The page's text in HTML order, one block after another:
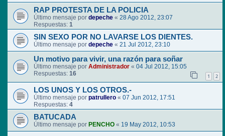
RAP PROTESTA DE LA POLICIA
Último mensaje por depeche « 28 Ago 2012, 23:07
Respuestas: 1
SIN SEXO POR NO LAVARSE LOS DIENTES.
Último mensaje por depeche « 21 Jul 2012, 23:10
Un motivo para vivir, una razón para soñar
Último mensaje por Administrador « 04 Jul 2012, 15:05
Respuestas: 16 1 2
LOS UNOS Y LOS OTROS.-
Último mensaje por patrullero « 07 Jun 2012, 17:51
Respuestas: 4
BATUCADA
Último mensaje por PENCHO « 19 May 2012, 10:53